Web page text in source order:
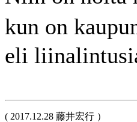
kun on
eli
( 2017.12.28 藤井宏行 ）